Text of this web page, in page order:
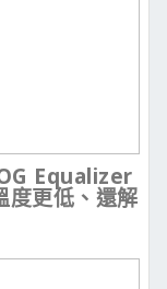
Equalizer
度更低、還解